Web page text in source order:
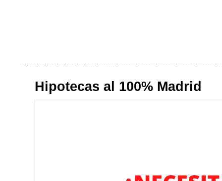
Hipotecas al 100% Madrid